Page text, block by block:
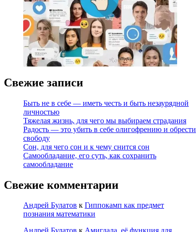
Свежие записи
Быть не в себе — иметь честь и быть незаурядной
личностью
Тяжелая жизнь, для чего мы выбираем страдания
Радость — это убить в себе олигофрению и обрести
свободу
Сон, для чего сон и к чему снится сон
Самообладание, его суть, как сохранить
самообладание
Свежие комментарии
Андрей Булатов к Гиппокамп как предмет
познания математики